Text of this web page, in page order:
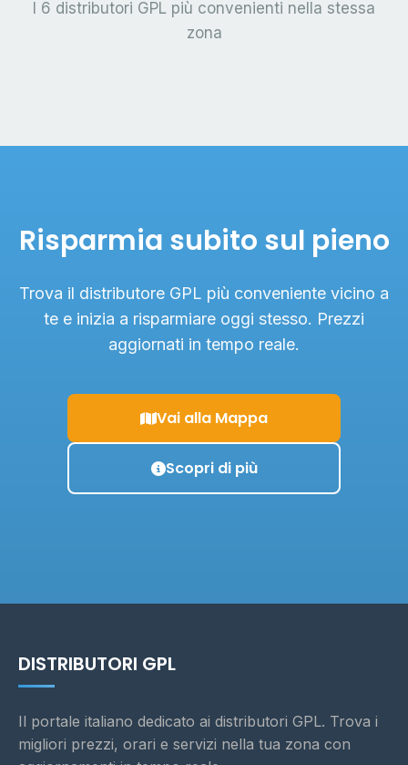
I 6 distributori GPL più convenienti nella stessa
zona
Risparmia subito sul pieno
Trova il distributore GPL più conveniente vicino a
te e inizia a risparmiare oggi stesso. Prezzi
aggiornati in tempo reale.
Vai alla Mappa
Scopri di più
DISTRIBUTORI GPL
Il portale italiano dedicato ai distributori GPL. Trova i
migliori prezzi, orari e servizi nella tua zona con